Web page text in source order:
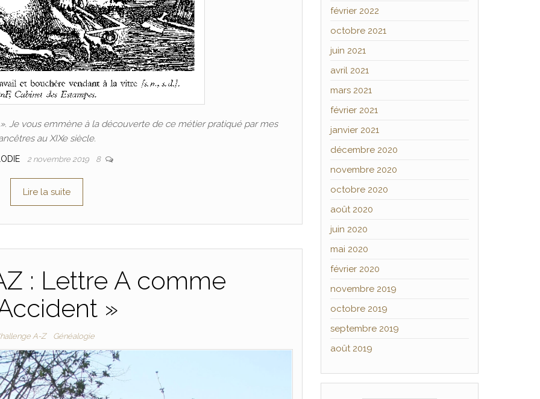
Je vous emmène à la découverte de ce métier pratiqué par mes
au XIXe siècle.
2 novembre 2019 8
Lire la suite
: Lettre A comme
»
A-Z Généalogie
février 2022
octobre 2021
juin 2021
avril 2021
mars 2021
février 2021
janvier 2021
décembre 2020
novembre 2020
octobre 2020
août 2020
juin 2020
mai 2020
février 2020
novembre 2019
octobre 2019
septembre 2019
août 2019